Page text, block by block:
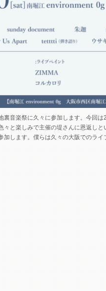
裏音楽祭に久々に参加します。今回
々と楽しみで主催の堤さんに恩返し
加します。僕らは久々の大阪でのラ